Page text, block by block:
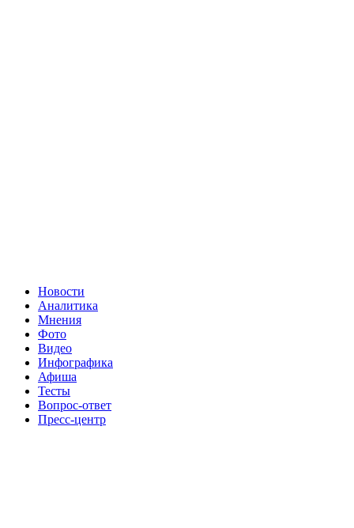
Новости
Аналитика
Мнения
Фото
Видео
Инфографика
Афиша
Тесты
Вопрос-ответ
Пресс-центр